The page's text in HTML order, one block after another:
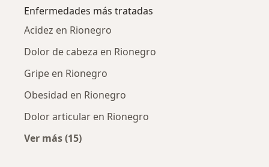
Enfermedades más tratadas
Acidez en Rionegro
Dolor de cabeza en Rionegro
Gripe en Rionegro
Obesidad en Rionegro
Dolor articular en Rionegro
Ver más (15)